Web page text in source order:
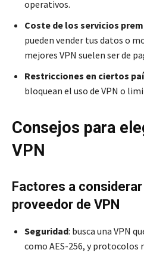
operativos.
Coste de los servicios
pueden vender tus datos o
mejores VPN suelen ser de
Restricciones en ciertos
bloquean el uso de VPN o
Consejos para
VPN
Factores a
proveedor de VPN
Seguridad: busca una VPN
como AES-256, y protocolos